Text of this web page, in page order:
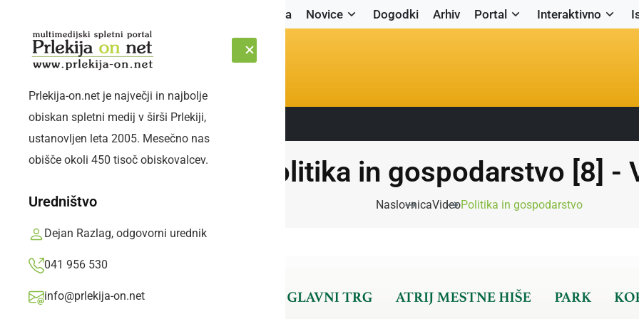
Naslovnica Novice Dogodki Arhiv Portal Interaktivno
PETEK, 7. AVGUST 2026 Sledite nam:
Prlekija-on.net je največji in najbolje
obiskan spletni medij v širši Prlekiji,
ustanovljen leta 2005. Mesečno nas
obišče okoli 450 tisoč obiskovalcev.
Uredništvo
Dejan Razlag, odgovorni urednik
041 956 530
info@prlekija-on.net
Politika in gospodarstvo [8] -
NaslovnicaVideoPolitika in gospodarstvo